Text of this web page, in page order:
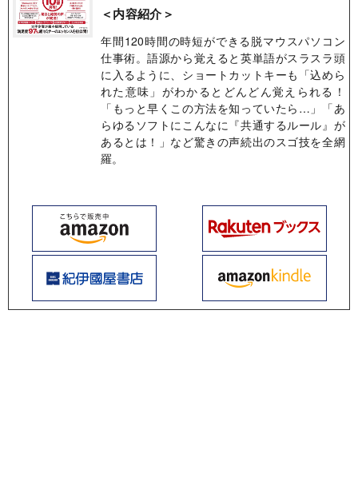
＜内容紹介＞
年間120時間の時短ができる脱マウスパソコン
仕事術。語源から覚えると英単語がスラスラ頭
に入るように、ショートカットキーも「込めら
れた意味」がわかるとどんどん覚えられる！
「もっと早くこの方法を知っていたら…」「あ
らゆるソフトにこんなに『共通するルール』が
あるとは！」など驚きの声続出のスゴ技を全網
羅。